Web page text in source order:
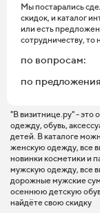
Мы постарались
скидок, и каталог
или есть
сотрудничеству, то
по вопросам:
по
"В визитнице.ру" - это
одежду, обувь,
детей. В каталоге
женскую одежду, все
новинки косметики и
мужскую одежду, все
дорожные мужские
осеннюю детскую
найдёте свою скидку